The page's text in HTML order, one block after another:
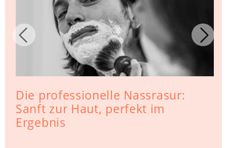
Die professionelle Nassrasur:
Sanft zur Haut, perfekt im
Ergebnis